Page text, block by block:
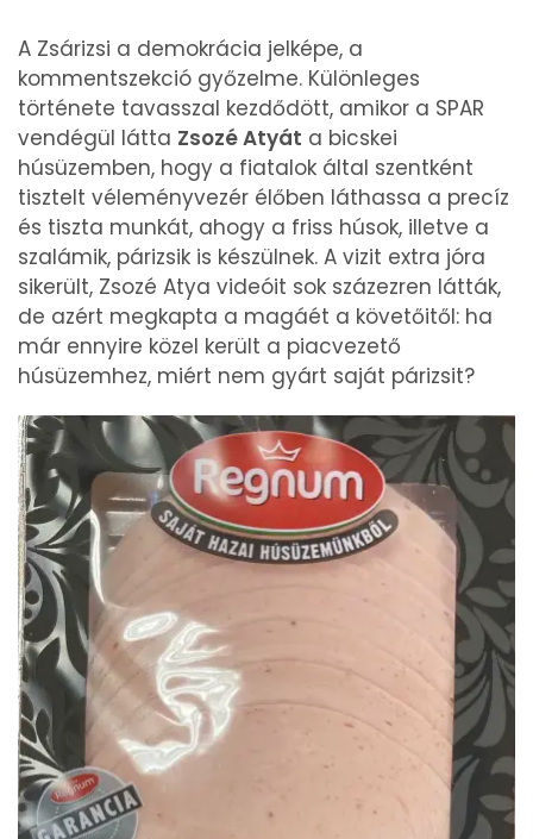
A Zsárizsi a demokrácia jelképe, a
kommentszekció győzelme. Különleges
története tavasszal kezdődött, amikor a SPAR
vendégül látta Zsozé Atyát a bicskei
húsüzemben, hogy a fiatalok által szentként
tisztelt véleményvezér élőben láthassa a precíz
és tiszta munkát, ahogy a friss húsok, illetve a
szalámik, párizsik is készülnek. A vizit extra jóra
sikerült, Zsozé Atya videóit sok százezren látták,
de azért megkapta a magáét a követőitől: ha
már ennyire közel került a piacvezető
húsüzemhez, miért nem gyárt saját párizsit?